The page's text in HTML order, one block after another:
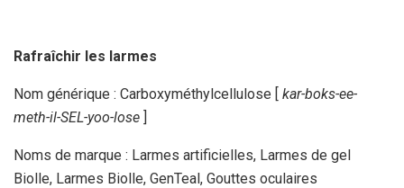
Rafraîchir les larmes
Nom générique : Carboxyméthylcellulose [ kar-boks-ee-
meth-il-SEL-yoo-lose ]
Noms de marque : Larmes artificielles, Larmes de gel
Biolle, Larmes Biolle, GenTeal, Gouttes oculaires